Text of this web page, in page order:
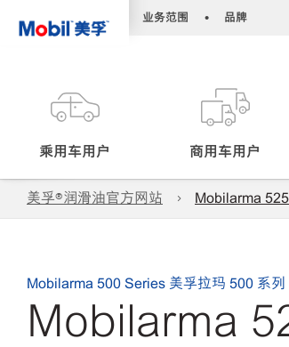
业务范围 • 品牌
乘用车用户 商用车用户
美孚®润滑油官方网站 Mobilarma 525
Mobilarma 500 Series 美孚拉玛 500 系列
Mobilarma